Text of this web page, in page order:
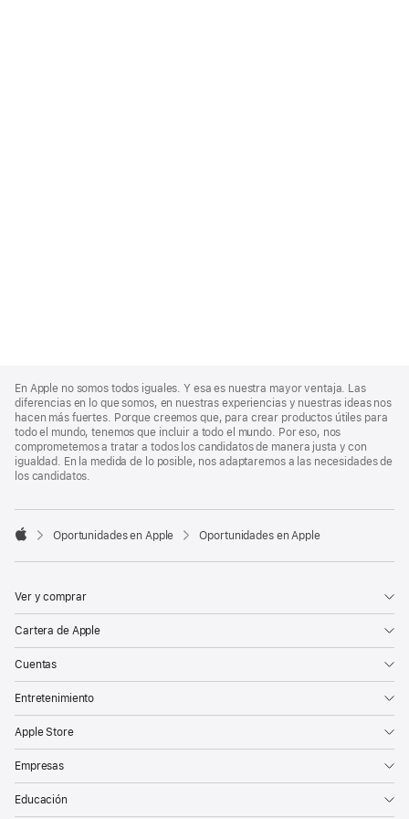
Footer
En Apple no somos todos iguales. Y esa es nuestra mayor ventaja. Las
diferencias en lo que somos, en nuestras experiencias y nuestras ideas nos
hacen más fuertes. Porque creemos que, para crear productos útiles para
todo el mundo, tenemos que incluir a todo el mundo. Por eso, nos
comprometemos a tratar a todos los candidatos de manera justa y con
igualdad. En la medida de lo posible, nos adaptaremos a las necesidades de
los candidatos.

Oportunidades en Apple Oportunidades en Apple
Ver y comprar
Cartera de Apple
Cuentas
Entretenimiento
Apple Store
Empresas
Educación